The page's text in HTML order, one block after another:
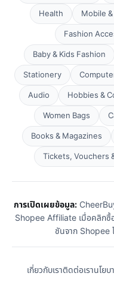
Health
Mobile
Fashion
Baby & Kids Fashion
Stationery
Audio
Hobbies &
Women Bags
Books & Magazines
Tickets, Vouchers
การเปิดเผยข้อมูล:
Shopee Affiliate เมื่อคลิกซื้
ชันจาก Shopee
เกี่ยวกับเราติดต่อเรานโย